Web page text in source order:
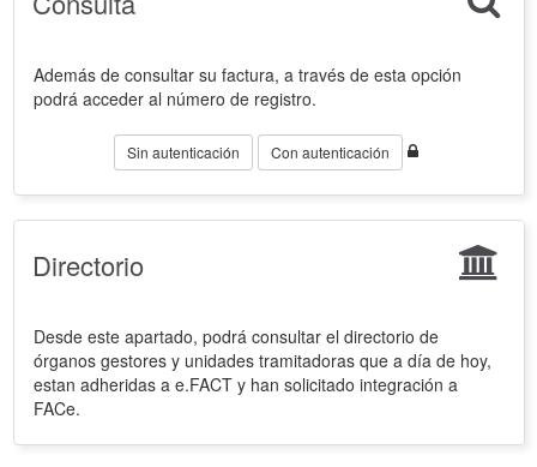
Además de consultar su factura, a través de esta opción
podrá acceder al número de registro.
Sin autenticación Con autenticación
Directorio
Desde este apartado, podrá consultar el directorio de
órganos gestores y unidades tramitadoras que a día de hoy,
estan adheridas a e.FACT y han solicitado integración a
FACe.